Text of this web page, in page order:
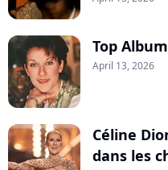
Top
April 13, 2026
Céline
dans les